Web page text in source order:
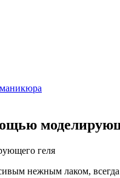
нежным лаком,